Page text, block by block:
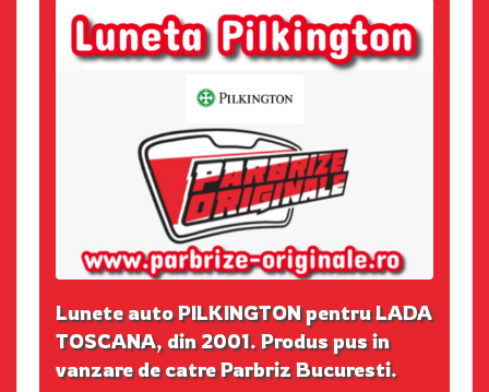
Lunete auto PILKINGTON pentru LADA
TOSCANA, din 2001. Produs pus in
vanzare de catre Parbriz Bucuresti.